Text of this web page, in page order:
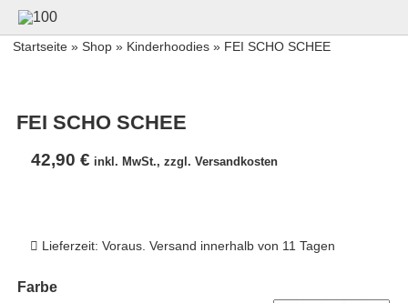
Startseite» Shop» Kinderhoodies» FEI SCHO SCHEE
FEI SCHO SCHEE
42,90€ inkl. MwSt., zzgl. Versandkosten
Lieferzeit: Voraus. Versand innerhalb von 11 Tagen
Farbe